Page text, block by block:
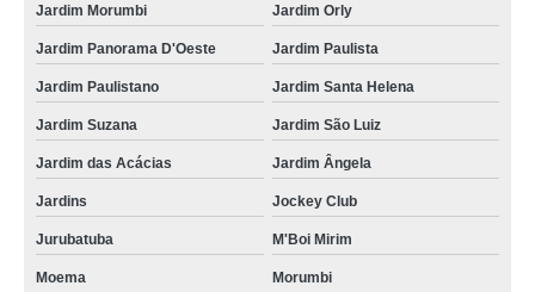
Jardim Morumbi Jardim Orly
Jardim Panorama D'Oeste Jardim Paulista
Jardim Paulistano Jardim Santa Helena
Jardim Suzana Jardim São Luiz
Jardim das Acácias Jardim Ângela
Jardins Jockey Club
Jurubatuba M'Boi Mirim
Moema Morumbi